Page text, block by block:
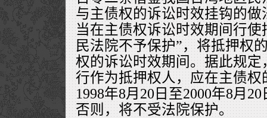
与主债权的诉讼时效挂钩的做
当在主债权诉讼时效期间行
民法院不予保护”，将抵押权
权的诉讼时效期间。据此规
行作为抵押权人，应在主债
1998年8月20日至2000年8月
否则，将不受法院保护。